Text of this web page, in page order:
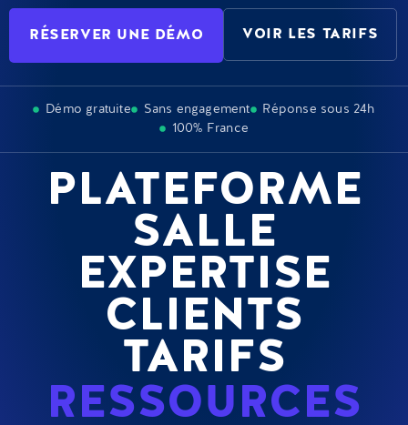
RÉSERVER UNE DÉMO VOIR LES TARIFS
Démo gratuite Sans engagement
Réponse sous 24h
100% France
PLATEFORME
SALLE
EXPERTISE
CLIENTS
TARIFS
RESSOURCES